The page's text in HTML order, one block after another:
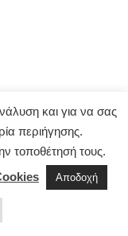
απορρήτου
και για να σας
περιήγησης.
τοποθέτησή τους.
Αποδοχή